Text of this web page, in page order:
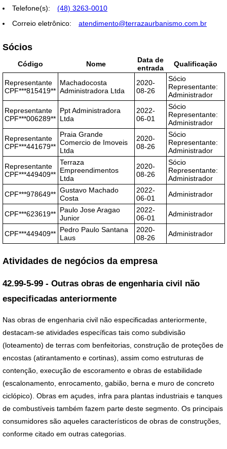
Telefone(s):
(48) 3263-0010
Correio eletrônico:
atendimento@terrazaurbanismo.com.br
Sócios
Código Nome
Data de
entrada
Qualificação
Representante
CPF***815419**
Machadocosta
Administradora Ltda
2020-
08-26
Sócio
Representante:
Administrador
Representante
CPF***006289**
Ppt Administradora
Ltda
2022-
06-01
Sócio
Representante:
Administrador
Representante
CPF***441679**
Praia Grande
Comercio de Imoveis
Ltda
2020-
08-26
Sócio
Representante:
Administrador
Representante
CPF***449409**
Terraza
Empreendimentos
Ltda
2020-
08-26
Sócio
Representante:
Administrador
CPF***978649** Gustavo Machado
Costa
2022-
06-01
Administrador
CPF***623619** Paulo Jose Aragao
Junior
2022-
06-01
Administrador
CPF***449409** Pedro Paulo Santana
Laus
2020-
08-26
Administrador
Atividades de negócios da empresa
42.99-5-99 - Outras obras de engenharia civil não
especificadas anteriormente
Nas obras de engenharia civil não especificadas anteriormente,
destacam-se atividades específicas tais como subdivisão
(loteamento) de terras com benfeitorias, construção de proteções de
encostas (atirantamento e cortinas), assim como estruturas de
contenção, execução de escoramento e obras de estabilidade
(escalonamento, enrocamento, gabião, berna e muro de concreto
ciclópico). Obras em açudes, infra para plantas industriais e tanques
de combustíveis também fazem parte deste segmento. Os principais
consumidores são aqueles característicos de obras de construções,
conforme citado em outras categorias.